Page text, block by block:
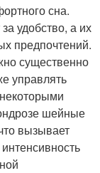
сна.
удобство, а их
предпочтений.
существенно
управлять
шейные
вызывает